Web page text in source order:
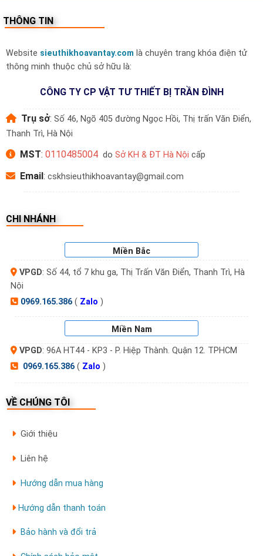
THÔNG TIN
Website sieuthikhoavantay.com là chuyên trang khóa điện tử
thông minh thuộc chủ sở hữu là:
CÔNG TY CP VẬT TƯ THIẾT BỊ TRẦN ĐÌNH
Trụ sở: Số 46, Ngõ 405 đường Ngọc Hồi, Thị trấn Văn Điển,
Thanh Trì, Hà Nội
MST: 0110485004do Sở KH & ĐT Hà Nội cấp
Email: cskhsieuthikhoavantay@gmail.com
CHI NHÁNH
Miền Bắc
VPGD: Số 44, tổ 7 khu ga, Thị Trấn Văn Điển, Thanh Trì, Hà
Nội
0969.165.386( Zalo )
Miền Nam
VPGD: 96A HT44 - KP3 - P. Hiệp Thành. Quận 12. TPHCM
0969.165.386( Zalo )
VỀ CHÚNG TÔI
Giới thiệu
Liên hệ
Hướng dẫn mua hàng
Hướng dẫn thanh toán
Bảo hành và đổi trả